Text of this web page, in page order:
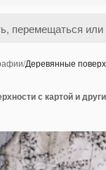
/Деревянные
с картой и